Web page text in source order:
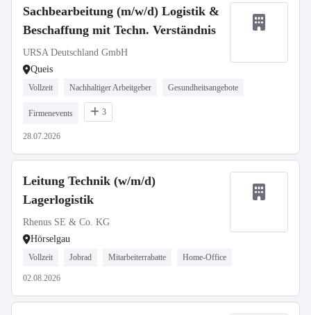
Sachbearbeitung (m/w/d) Logistik &
Beschaffung mit Techn. Verständnis
URSA Deutschland GmbH
Queis
Vollzeit Nachhaltiger Arbeitgeber Gesundheitsangebote
Firmenevents 3
28.07.2026
Leitung Technik (w/m/d)
Lagerlogistik
Rhenus SE & Co. KG
Hörselgau
Vollzeit Jobrad Mitarbeiterrabatte Home-Office
02.08.2026